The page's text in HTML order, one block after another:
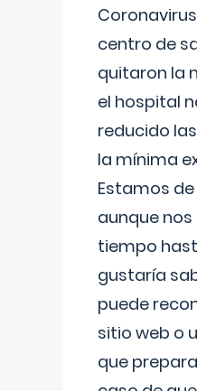
centro de
quitaron la
el hospital
reducido
la mínima
Estamos
aunque
tiempo
gustaría
puede
sitio web o
que